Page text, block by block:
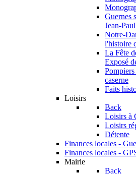
Guernes
Jean-
Notre-
l'histoire
La Fête
Exposé
caserne
Faits
Loisirs
Back
Loisirs à
Loisirs
Détente
Finances locales -
Finances locales -
Mairie
Back